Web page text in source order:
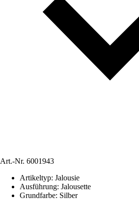
Art.-Nr. 6001943
Artikeltyp: Jalousie
Ausführung: Jalousette
Grundfarbe: Silber